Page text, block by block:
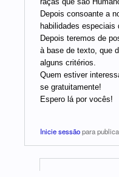
Depois consoante a
habilidades especiais
Depois teremos de
à base de texto, que
alguns critérios.
Quem estiver
se gratuitamente!
Espero lá por vocês!
Inicie sessãopara